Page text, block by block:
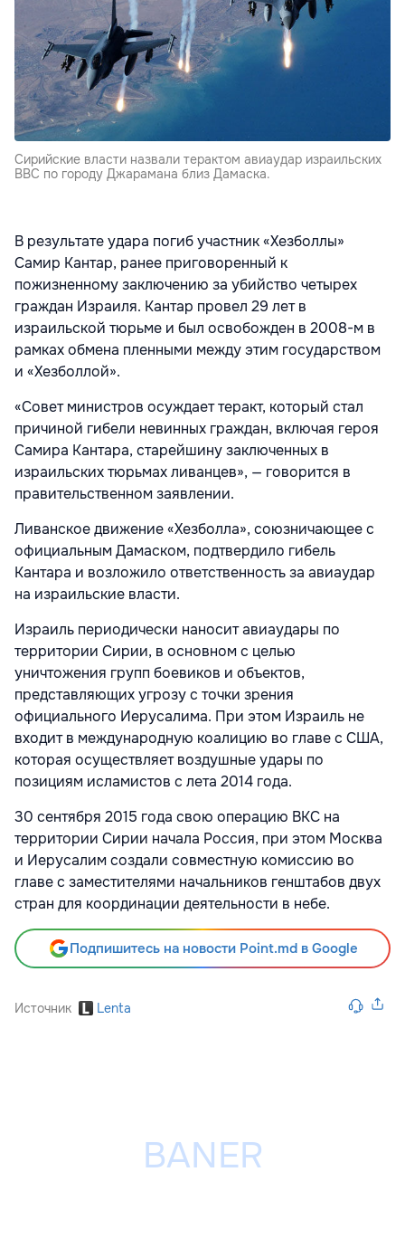
Сирийские власти назвали терактом авиаудар израильских
ВВС по городу Джарамана близ Дамаска.
В результате удара погиб участник «Хезболлы»
Самир Кантар, ранее приговоренный к
пожизненному заключению за убийство четырех
граждан Израиля. Кантар провел 29 лет в
израильской тюрьме и был освобожден в 2008-м в
рамках обмена пленными между этим государством
и «Хезболлой».
«Совет министров осуждает теракт, который стал
причиной гибели невинных граждан, включая героя
Самира Кантара, старейшину заключенных в
израильских тюрьмах ливанцев», — говорится в
правительственном заявлении.
Ливанское движение «Хезболла», союзничающее с
официальным Дамаском, подтвердило гибель
Кантара и возложило ответственность за авиаудар
на израильские власти.
Израиль периодически наносит авиаудары по
территории Сирии, в основном с целью
уничтожения групп боевиков и объектов,
представляющих угрозу с точки зрения
официального Иерусалима. При этом Израиль не
входит в международную коалицию во главе с США,
которая осуществляет воздушные удары по
позициям исламистов с лета 2014 года.
30 сентября 2015 года свою операцию ВКС на
территории Сирии начала Россия, при этом Москва
и Иерусалим создали совместную комиссию во
главе с заместителями начальников генштабов двух
стран для координации деятельности в небе.
Подпишитесь на новости Point.md в Google
Источник Lenta